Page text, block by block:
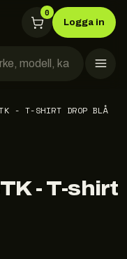
0
Logga in
- T-SHIRT DROP BLÅ
- T-shirt